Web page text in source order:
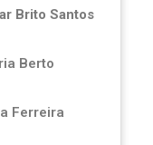
Brito Santos
Berto
Ferreira